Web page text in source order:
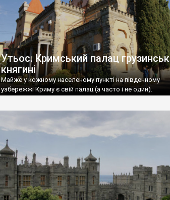
Утьос. Кримський палац
княгині
Майже у кожному населеному пункті на південному
узбережжі Криму є свій палац (а часто і не один).